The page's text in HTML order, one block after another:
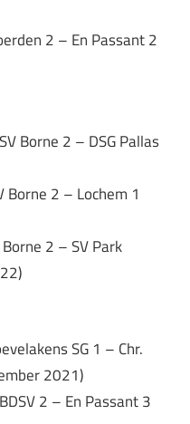
2 – En Passant 2
Borne 2 – DSG Pallas
2 – Lochem 1
2 – SV Park
SG 1 – Chr.
2021)
2 – En Passant 3